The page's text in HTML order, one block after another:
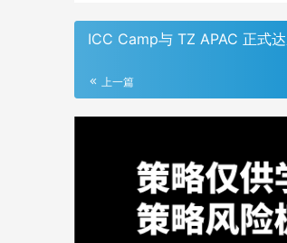
ICC Camp与 TZ APAC 正式
上一篇